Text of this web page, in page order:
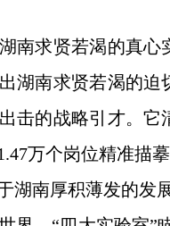
南求贤若渴的真
湖南求贤若渴的
击的战略引才。
万个岗位精准描
湖南厚积薄发的发